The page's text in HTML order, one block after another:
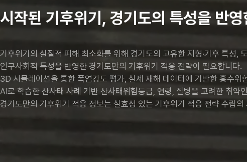
시작된 기후위기, 경기도의 특성을 반
기후위기의 실질적 피해 최소화를 위해 경기도의 고유한 지형·기후 특성,
인구사회적 특성을 반영한 경기도만의 기후위기 적응 전략이 필요합니다.
3D 시뮬레이션을 통한 폭염강도 평가, 실제 재해 데이터에 기반한 홍수위
AI로 학습한 산사태 사례 기반 산사태위험등급, 연령, 질병을 고려한 취약
경기도만의 기후위기 적응 정보는 실효성 있는 기후위기 적응 전략 수립